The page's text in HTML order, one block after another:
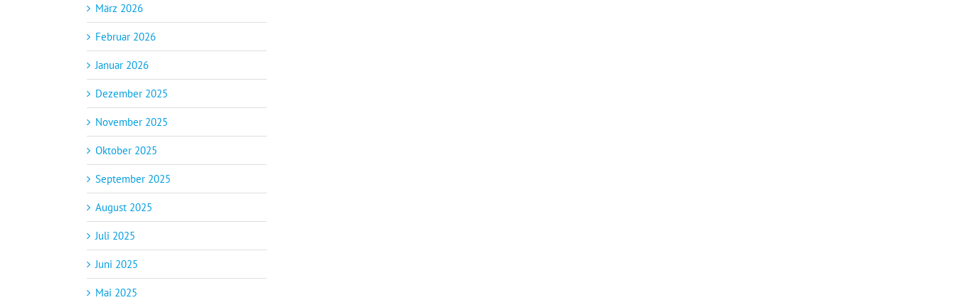
März 2026
Februar 2026
Januar 2026
Dezember 2025
November 2025
Oktober 2025
September 2025
August 2025
Juli 2025
Juni 2025
Mai 2025